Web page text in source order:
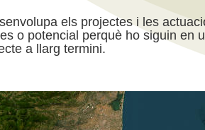
els projectes i les
o potencial perquè ho siguin en
a llarg termini.